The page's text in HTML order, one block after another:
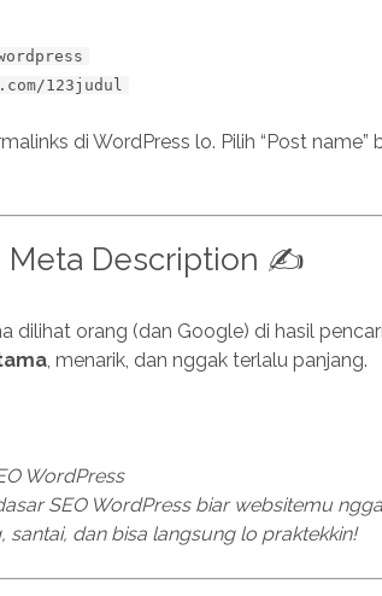
123judul
di WordPress lo. Pilih “Post name”
Meta Description ✍️
dilihat orang (dan Google) di hasil
, menarik, dan nggak terlalu panjang.
WordPress
SEO WordPress biar websitemu
santai, dan bisa langsung lo praktekkin!